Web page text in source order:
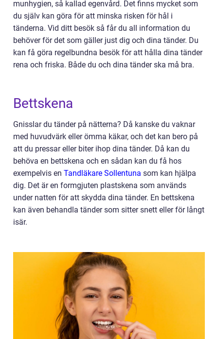
munhygien, så kallad egenvård. Det finns mycket som
du själv kan göra för att minska risken för hål i
tänderna. Vid ditt besök så får du all information du
behöver för det som gäller just dig och dina tänder. Du
kan få göra regelbundna besök för att hålla dina tänder
rena och friska. Både du och dina tänder ska må bra.
Bettskena
Gnisslar du tänder på nätterna? Då kanske du vaknar
med huvudvärk eller ömma käkar, och det kan bero på
att du pressar eller biter ihop dina tänder. Då kan du
behöva en bettskena och en sådan kan du få hos
exempelvis en Tandläkare Sollentuna som kan hjälpa
dig. Det är en formgjuten plastskena som används
under natten för att skydda dina tänder. En bettskena
kan även behandla tänder som sitter snett eller för långt
isär.